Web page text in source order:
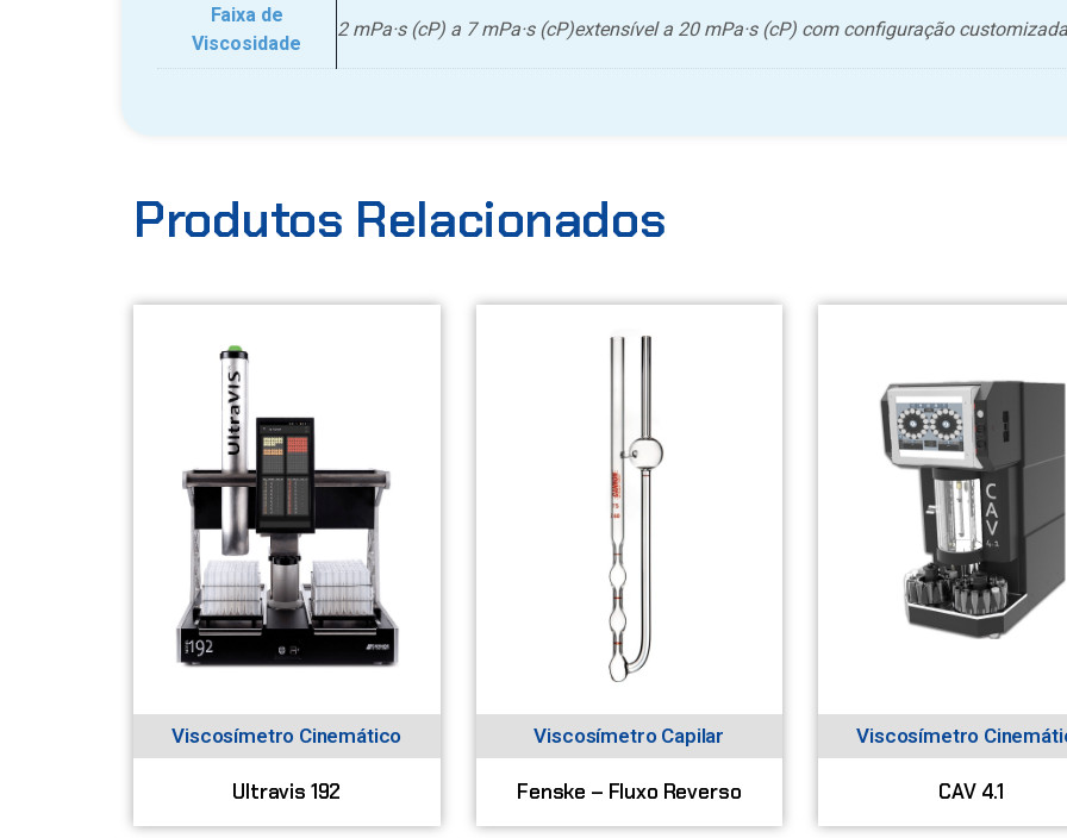
Faixa de
Viscosidade
2 mPa·s (cP) a 7 mPa·s (cP)extensível a 20 mPa·s (cP) com configuração customizada
Produtos Relacionados
Viscosímetro Cinemático
Ultravis 192
Viscosímetro Capilar
Fenske – Fluxo Reverso
Viscosímetro
CAV 4.1